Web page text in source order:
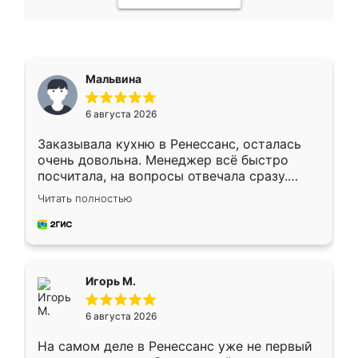
Мальвина
6 августа 2026
Заказывала кухню в Ренессанс, осталась
очень довольна. Менеджер всё быстро
посчитала, на вопросы отвечала сразу.
Замерщик приехал в субботу, подошёл к
делу со всей ответственностью. Собрали
за день, ребята работали аккуратно, даже
Читать полностью
Игорь М.
6 августа 2026
На самом деле в Ренессанс уже не первый